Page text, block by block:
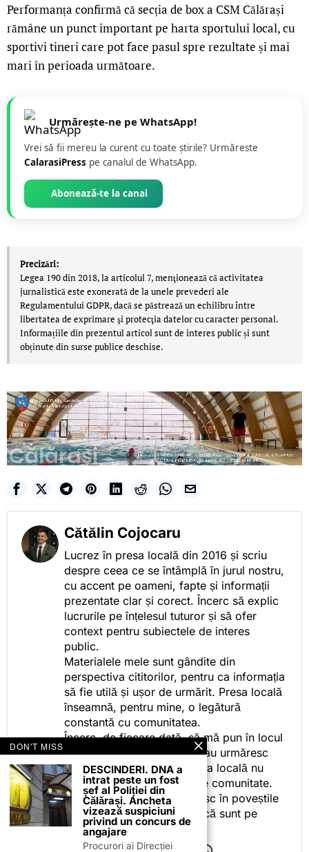
Performanța confirmă că secția de box a CSM Călărași
rămâne un punct important pe harta sportului local, cu
sportivi tineri care pot face pasul spre rezultate și mai
mari în perioada următoare.
Urmărește-ne pe WhatsApp!
Vrei să fii mereu la curent cu toate știrile? Urmăreste
CalarasiPress pe canalul de WhatsApp.
Abonează-te la canal
Precizări:
Legea 190 din 2018, la articolul 7, menţionează că activitatea
jurnalistică este exonerată de la unele prevederi ale
Regulamentului GDPR, dacă se păstrează un echilibru între
libertatea de exprimare şi protecţia datelor cu caracter personal.
Informațiile din prezentul articol sunt de interes public și sunt
obținute din surse publice deschise.
Cătălin Cojocaru
Lucrez în presa locală din 2016 și scriu
despre ceea ce se întâmplă în jurul nostru,
cu accent pe oameni, fapte și informații
prezentate clar și corect. Încerc să explic
lucrurile pe înțelesul tuturor și să ofer
context pentru subiectele de interes
public.
Materialele mele sunt gândite din
perspectiva cititorilor, pentru ca informația
să fie utilă și ușor de urmărit. Presa locală
înseamnă, pentru mine, o legătură
constantă cu comunitatea.
Încerc, de fiecare dată, să mă pun în locul
celor care citesc, privesc sau urmăresc
ceea ce fac. Pentru că presa locală nu
este despre mine, ci despre comunitate.
Iar dacă oamenii se regăsesc în poveștile
pe care le spun, înseamnă că sunt pe
drumul bun.
DON'T MISS
DESCINDERI. DNA a
intrat peste un fost
șef al Poliției din
Călărași. Ancheta
vizează suspiciuni
privind un concurs de
angajare
Procurori ai Direcției